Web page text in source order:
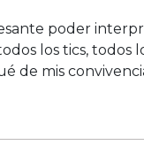
poder
los tics, todos
de mis